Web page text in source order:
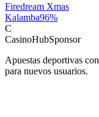
Firedream Xmas
Kalamba96%
C
CasinoHubSponsor
Apuestas deportivas
para nuevos usuarios.